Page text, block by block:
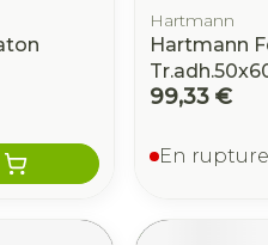
Hartmann
Hartmann
99,33 €
En